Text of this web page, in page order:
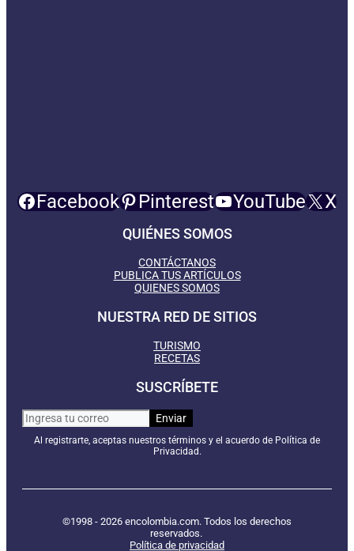
Facebook Pinterest YouTube X
QUIÉNES SOMOS
CONTÁCTANOS
PUBLICA TUS ARTÍCULOS
QUIENES SOMOS
NUESTRA RED DE SITIOS
TURISMO
RECETAS
SUSCRÍBETE
Al registrarte, aceptas nuestros términos y el acuerdo de Política de
Privacidad.
©1998 - 2026 encolombia.com. Todos los derechos
reservados.
Política de privacidad